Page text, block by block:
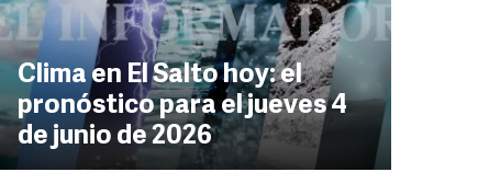
Clima en El Salto hoy: el
pronóstico para el jueves 4
de junio de 2026